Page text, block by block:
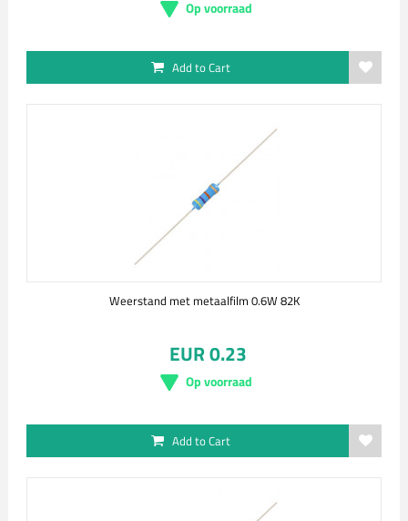
Op voorraad
Add to Cart
Weerstand met metaalfilm 0.6W 82K
EUR 0.23
Op voorraad
Add to Cart